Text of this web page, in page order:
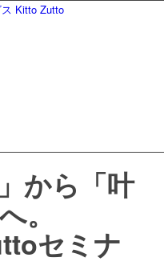
から「叶
。
セミナ